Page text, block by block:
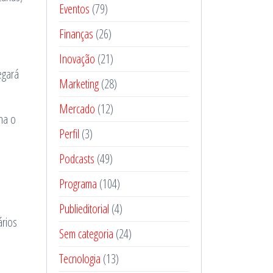
o
Eventos (79)
Finanças (26)
Inovação (21)
Marketing(28)
Mercado (12)
Perfil (3)
Podcasts (49)
Programa (104)
Publieditorial (4)
Sem categoria (24)
Tecnologia (13)